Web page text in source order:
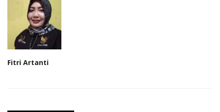
Fitri Artanti